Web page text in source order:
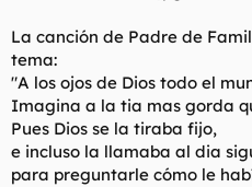
La canción de Padre de
tema:
"A los ojos de Dios todo el
Imagina a la tia mas gorda
Pues Dios se la tiraba fijo,
e incluso la llamaba al dia
para preguntarle cómo le